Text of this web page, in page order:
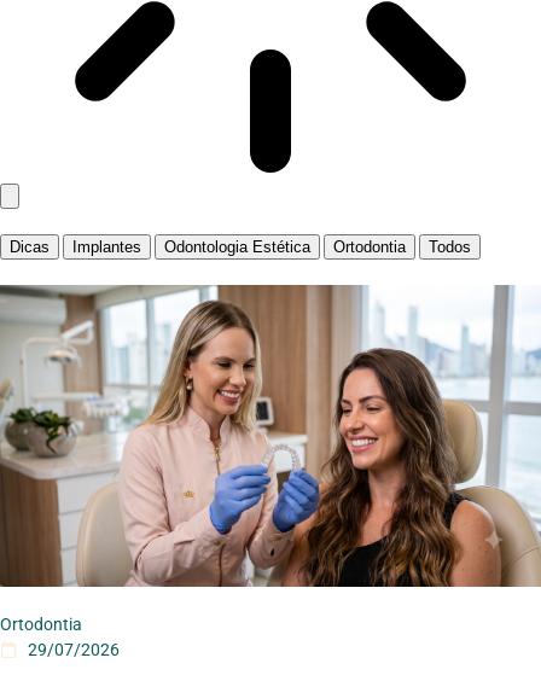
Dicas Implantes Odontologia Estética Ortodontia Todos
Ortodontia
29/07/2026